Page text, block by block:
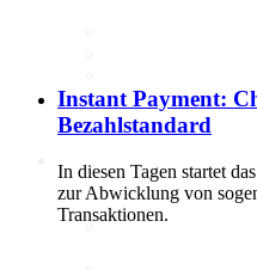
Best-Practices
KI
Deep Dive
Instant Payment:
Bezahlstandard
In diesen Tagen startet
zur Abwicklung von
Transaktionen.